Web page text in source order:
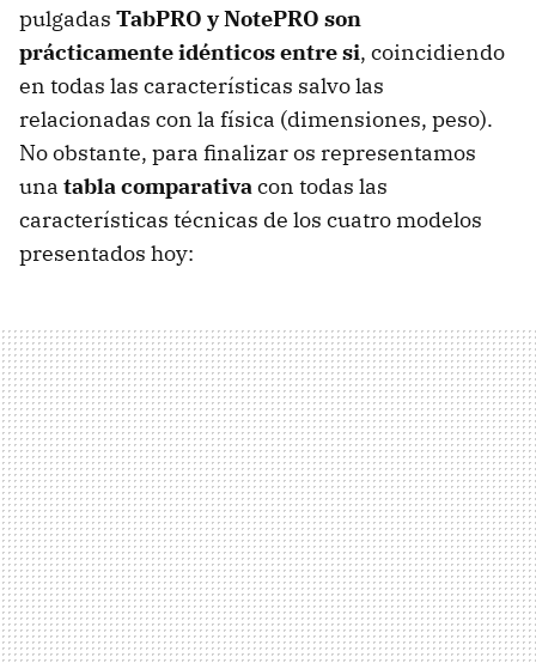
pulgadas TabPRO y NotePRO son
prácticamente idénticos entre si, coincidiendo
en todas las características salvo las
relacionadas con la física (dimensiones, peso).
No obstante, para finalizar os representamos
una tabla comparativacon todas las
características técnicas de los cuatro modelos
presentados hoy: